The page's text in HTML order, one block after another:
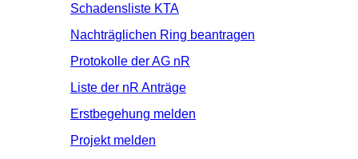
Schadensliste KTA
Nachträglichen Ring beantragen
Protokolle der AG nR
Liste der nR Anträge
Erstbegehung melden
Projekt melden